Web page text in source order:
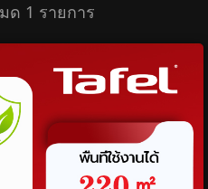
ด 1 รายการ